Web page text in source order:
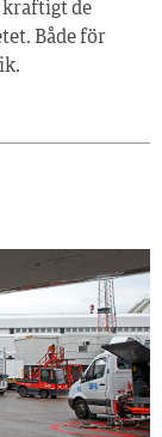
de
Både för